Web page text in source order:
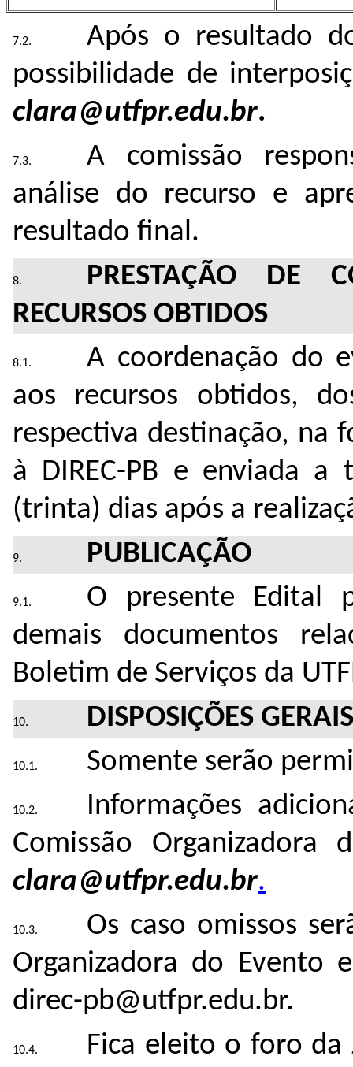
Após o resultado
possibilidade de
clara@utfpr.edu.br.
A comissão
análise do recurso e
resultado final.
PRESTAÇÃO DE
RECURSOS OBTIDOS
A coordenação do
aos recursos obtidos,
respectiva destinação, na
à DIREC-PB e enviada
(trinta) dias após a
PUBLICAÇÃO
O presente Edital
demais documentos
Boletim de Serviços da
DISPOSIÇÕES
­­Somente serão
Informações
Comissão
clara@utfpr.edu.br.
Os caso omissos
Organizadora do Evento
direc-pb@utfpr.edu.br.
Fica eleito o foro da